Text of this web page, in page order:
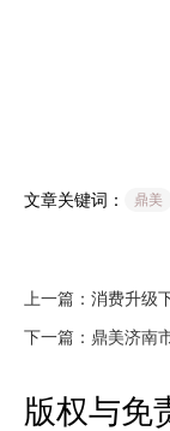
文章关键词： 鼎美
上一篇：消费升级
下一篇：鼎美济南
版权与免